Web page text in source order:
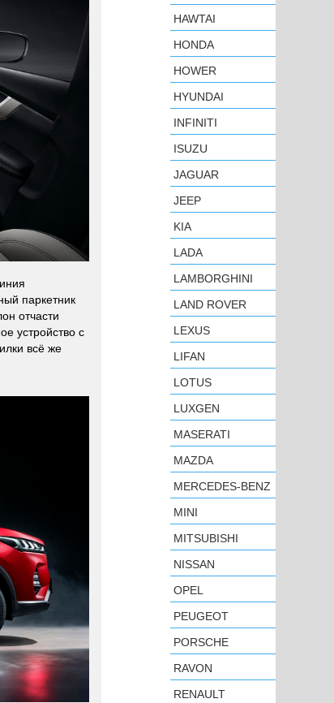
паркетник
отчасти
устройство с
всё же
HAWTAI
HONDA
HOWER
HYUNDAI
INFINITI
ISUZU
JAGUAR
JEEP
KIA
LADA
LAMBORGHINI
LAND ROVER
LEXUS
LIFAN
LOTUS
LUXGEN
MASERATI
MAZDA
MERCEDES-BENZ
MINI
MITSUBISHI
NISSAN
OPEL
PEUGEOT
PORSCHE
RAVON
RENAULT